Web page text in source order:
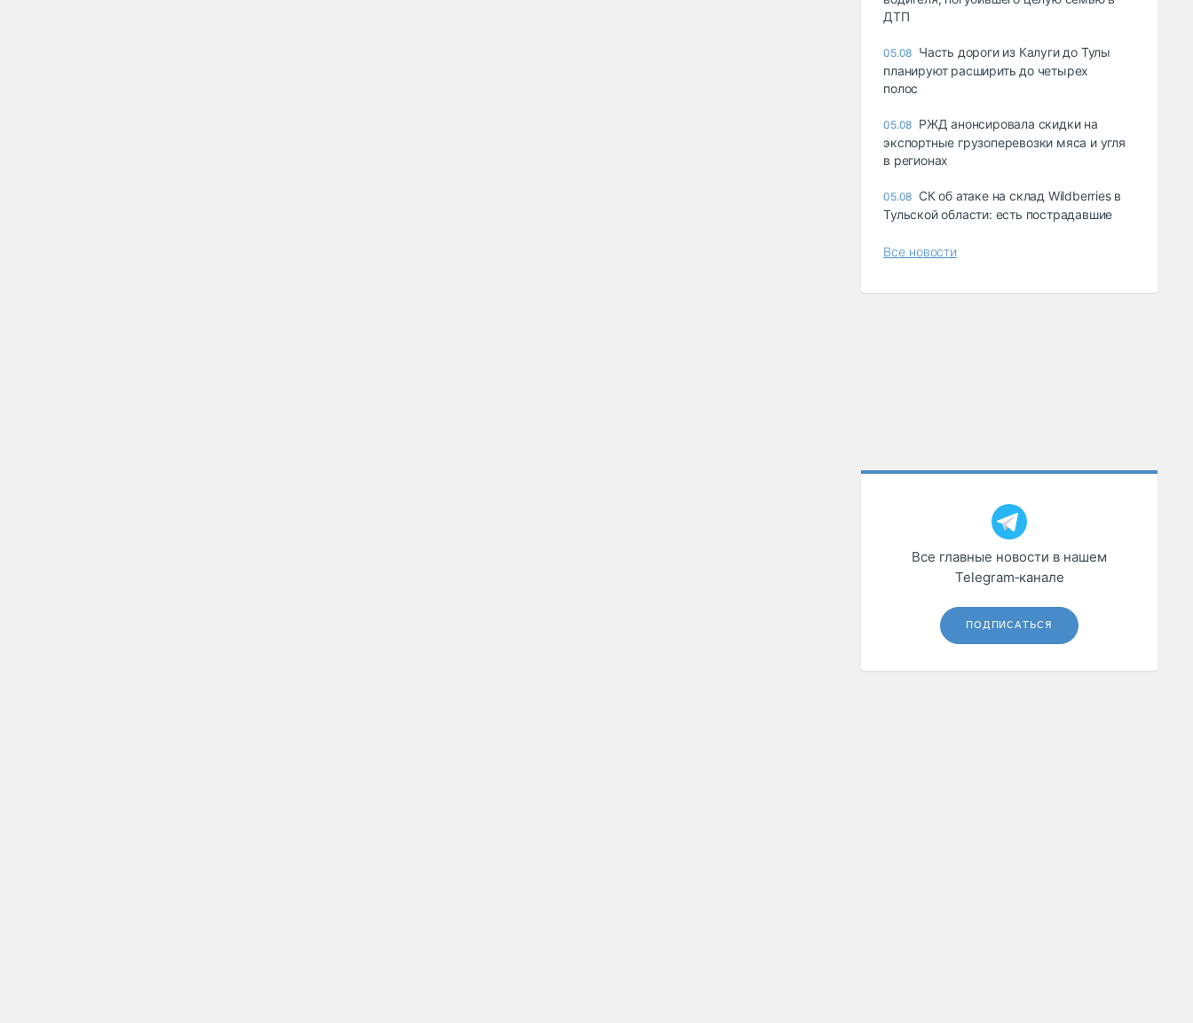
ДТП
05.08 Часть дороги из Калуги до Тулы
планируют расширить до четырех
полос
05.08 РЖД анонсировала скидки на
экспортные грузоперевозки мяса и угля
в регионах
05.08 СК об атаке на склад Wildberries в
Тульской области: есть пострадавшие
Все новости
Все главные новости в нашем
Telegram‑канале
ПОДПИСАТЬСЯ